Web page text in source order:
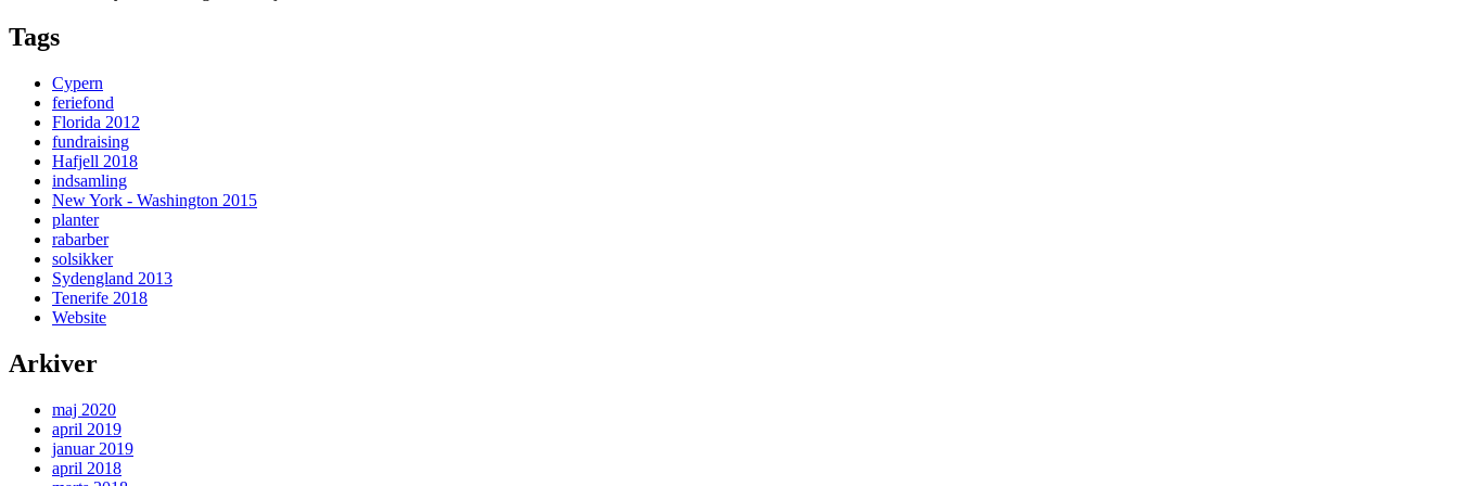
Tags
Cypern
feriefond
Florida 2012
fundraising
Hafjell 2018
indsamling
New York - Washington 2015
planter
rabarber
solsikker
Sydengland 2013
Tenerife 2018
Website
Arkiver
maj 2020
april 2019
januar 2019
april 2018